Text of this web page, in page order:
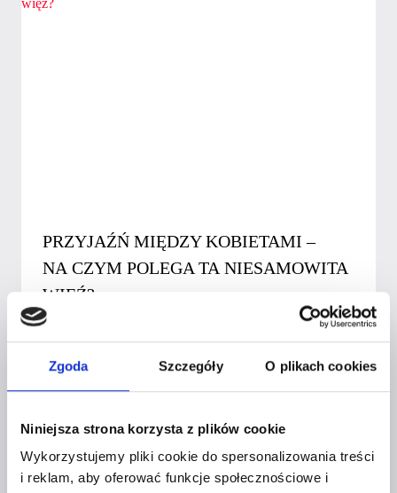
Zgoda Szczegóły O plikach cookies
Niniejsza strona korzysta z plików cookie
Wykorzystujemy pliki cookie do spersonalizowania treści
i reklam, aby oferować funkcje społecznościowe i
PRZYJAŹŃ MIĘDZY KOBIETAMI –
NA CZYM POLEGA TA NIESAMOWITA
WIĘŹ?
Przez